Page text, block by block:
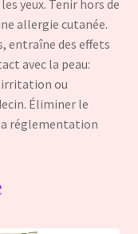
yeux. Tenir hors de
allergie cutanée.
entraîne des effets
avec la peau:
ou
Éliminer le
réglementation